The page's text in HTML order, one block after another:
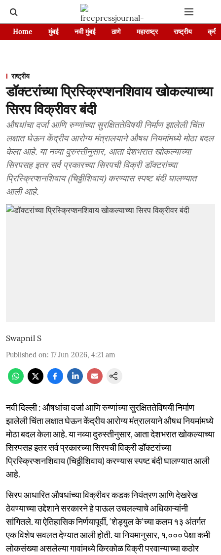
Home मुंबई नवी मुंबई ठाणे महाराष्ट्र राष्ट्रीय
राष्ट्रीय
डॉक्टरांच्या प्रिस्क्रिप्शनशिवाय खोकल्याच्या
सिरप विक्रीवर बंदी
औषधांचा दर्जा आणि रुग्णांच्या सुरक्षिततेविषयी निर्माण झालेली चिंता
लक्षात घेऊन केंद्रीय आरोग्य मंत्रालयाने औषध नियमांमध्ये मोठा बदल
केला आहे. या नव्या दुरुस्तीनुसार, आता देशभरात खोकल्याच्या
सिरपसह इतर सर्व प्रकारच्या सिरपची विक्री डॉक्टरांच्या
प्रिस्क्रिप्शनशिवाय (चिठ्ठीशिवाय) करण्यास स्पष्ट बंदी घालण्यात
आली आहे.
Swapnil S
Published on: 17 Jun 2026, 4:21 am
नवी दिल्ली : औषधांचा दर्जा आणि रुग्णांच्या सुरक्षिततेविषयी निर्माण
झालेली चिंता लक्षात घेऊन केंद्रीय आरोग्य मंत्रालयाने औषध नियमांमध्ये
मोठा बदल केला आहे. या नव्या दुरुस्तीनुसार, आता देशभरात खोकल्याच्या
सिरपसह इतर सर्व प्रकारच्या सिरपची विक्री डॉक्टरांच्या
प्रिस्क्रिप्शनशिवाय (चिठ्ठीशिवाय) करण्यास स्पष्ट बंदी घालण्यात आली
आहे.
सिरप आधारित औषधांच्या विक्रीवर कडक नियंत्रण आणि देखरेख
ठेवण्याच्या उद्देशाने सरकारने हे पाऊल उचलल्याचे अधिकाऱ्यांनी
सांगितले. या ऐतिहासिक निर्णयापूर्वी, ‘शेड्युल के’च्या कलम १३ अंतर्गत
एक विशेष सवलत देण्यात आली होती. या नियमानुसार, १,००० पेक्षा कमी
लोकसंख्या असलेल्या गावांमध्ये किरकोळ विक्री परवान्याच्या कठोर